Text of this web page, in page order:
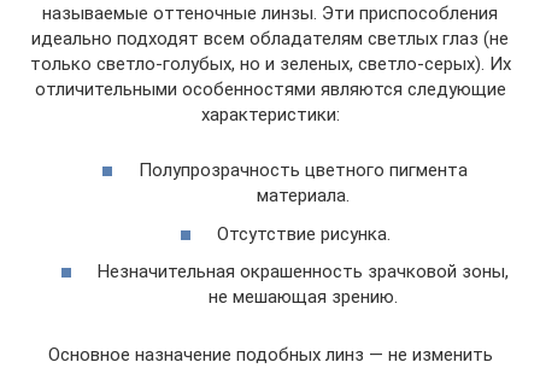
называемые оттеночные линзы. Эти приспособления
идеально подходят всем обладателям светлых глаз (не
только светло-голубых, но и зеленых, светло-серых). Их
отличительными особенностями являются следующие
характеристики:
Полупрозрачность цветного пигмента
материала.
Отсутствие рисунка.
Незначительная окрашенность зрачковой зоны,
не мешающая зрению.
Основное назначение подобных линз — не изменить